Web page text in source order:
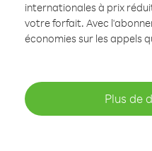
internationales à prix
votre forfait. Avec
économies sur les appels
Plus de